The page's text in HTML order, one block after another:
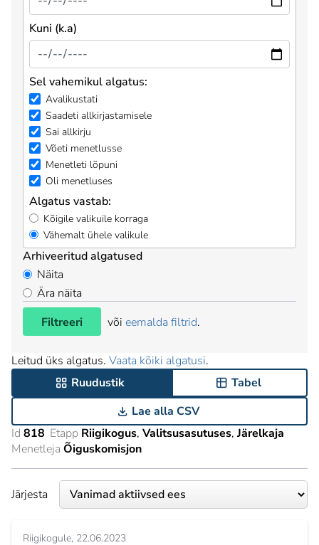
Kuni (k.a)
Sel vahemikul algatus:
Avalikustati
Saadeti allkirjastamisele
Sai allkirju
Võeti menetlusse
Menetleti lõpuni
Oli menetluses
Algatus vastab:
Kõigile valikuile korraga
Vähemalt ühele valikule
Arhiveeritud algatused
Näita
Ära näita
Filtreeri
või eemalda filtrid.
Leitud üks algatus. Vaata kõiki algatusi.
Ruudustik
Tabel
Lae alla CSV
Id 818 Etapp Riigikogus Valitsusasutuses Järelkaja
Menetleja Õiguskomisjon
Järjesta
Riigikogule 22.06.2023